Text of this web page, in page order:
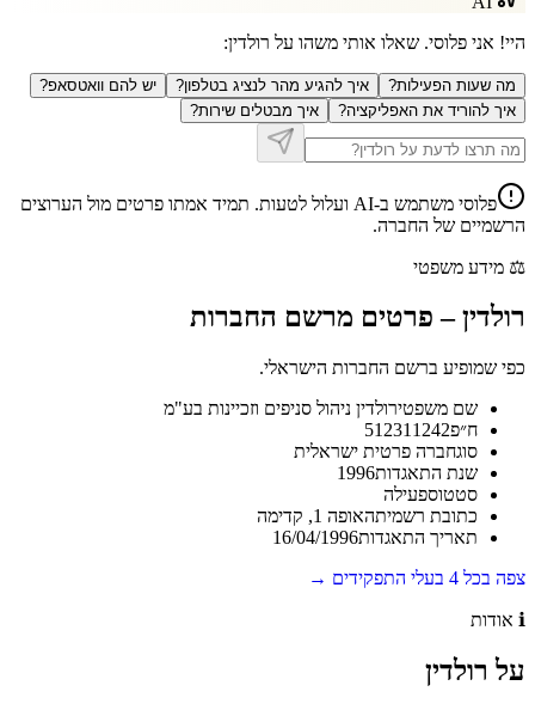
היי! אני פלוסי. שאלו אותי משהו על רולדין:
מה שעות הפעילות? איך להגיע מהר לנציג בטלפון?
יש להם וואטסאפ?
איך להוריד את האפליקציה?
איך מבטלים שירות?
פלוסי משתמש ב-AI ועלול לטעות. תמיד אמתו פרטים מול הערוצים
הרשמיים של החברה.
⚖️ מידע משפטי
רולדין– פרטים מרשם החברות
כפי שמופיע ברשם החברות הישראלי.
שם משפטירולדין ניהול סניפים וזכיינות בע"מ
ח״פ512311242
סוגחברה פרטית ישראלית
שנת התאגדות1996
סטטוספעילה
כתובת רשמיתהאופה 1, קדימה
תאריך התאגדות16/04/1996
צפה בכל 4 בעלי התפקידים →
ℹ️ אודות
על רולדין